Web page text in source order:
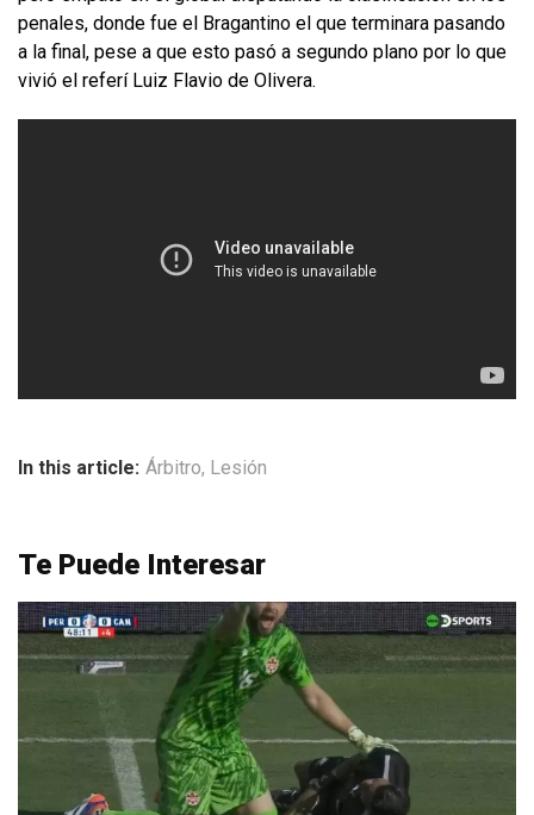
penales, donde fue el Bragantino el que terminara pasando
a la final, pese a que esto pasó a segundo plano por lo que
vivió el referí Luiz Flavio de Olivera.
In this article: Árbitro, Lesión
Te Puede Interesar